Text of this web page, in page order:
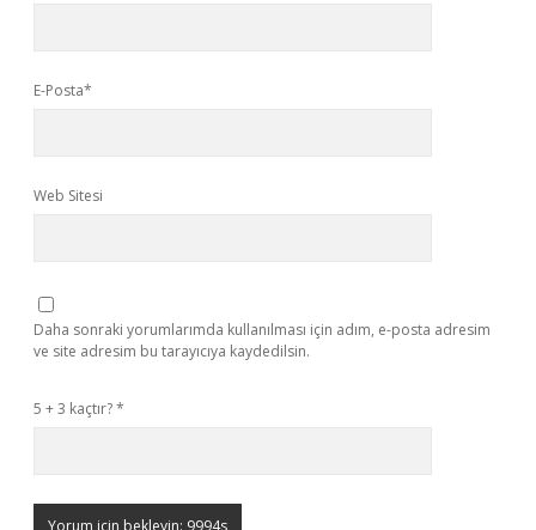
E-Posta*
Web Sitesi
Daha sonraki yorumlarımda kullanılması için adım, e-posta adresim
ve site adresim bu tarayıcıya kaydedilsin.
5 + 3 kaçtır?*